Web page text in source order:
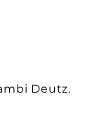
Deutz.